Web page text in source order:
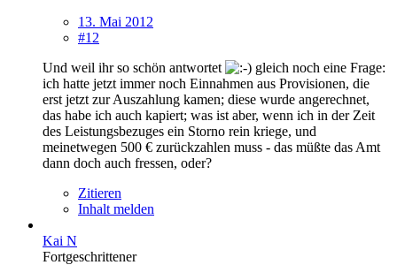
13. Mai 2012
#12
Und weil ihr so schön antwortet
gleich noch eine Frage:
ich hatte jetzt immer noch Einnahmen aus Provisionen, die
erst jetzt zur Auszahlung kamen; diese wurde angerechnet,
das habe ich auch kapiert; was ist aber, wenn ich in der Zeit
des Leistungsbezuges ein Storno rein kriege, und
meinetwegen 500 € zurückzahlen muss - das müßte das Amt
dann doch auch fressen, oder?
Zitieren
Inhalt melden
Kai N
Fortgeschrittener